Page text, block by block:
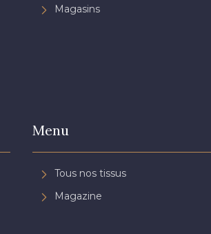
Magasins
Menu
Tous nos tissus
Magazine